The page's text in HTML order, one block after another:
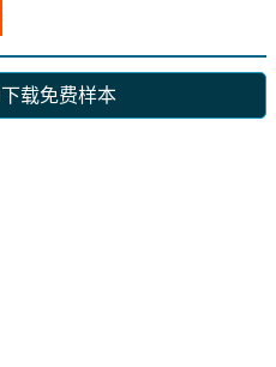
下载免费样本